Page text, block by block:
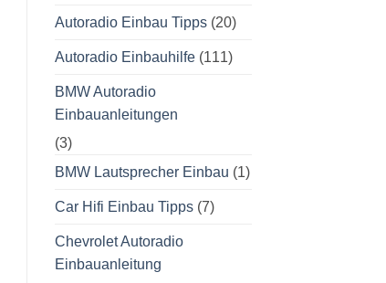
Autoradio Einbau Tipps(20)
Autoradio Einbauhilfe(111)
BMW Autoradio
Einbauanleitungen
(3)
BMW Lautsprecher Einbau (1)
Car Hifi Einbau Tipps(7)
Chevrolet Autoradio
Einbauanleitung